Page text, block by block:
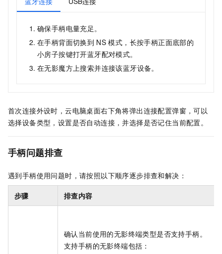
确保手柄电量充足。
在手柄背面切换到 NS 模式，长按手柄正面底部的
小房子按键打开蓝牙配对模式。
在无影魔方 上搜索并连接该蓝牙设备。
首次连接外设时，云电脑桌面右下角将弹出连接配置弹窗，可以
选择设备类型，设置是否自动连接，并选择是否记住当前配置。
手柄问题排查
遇到手柄使用问题时，请按照以下顺序逐步排查和解决：
步骤 排查内容
确认当前使用的无影终端类型是否支持手柄。
支持手柄的无影终端包括：